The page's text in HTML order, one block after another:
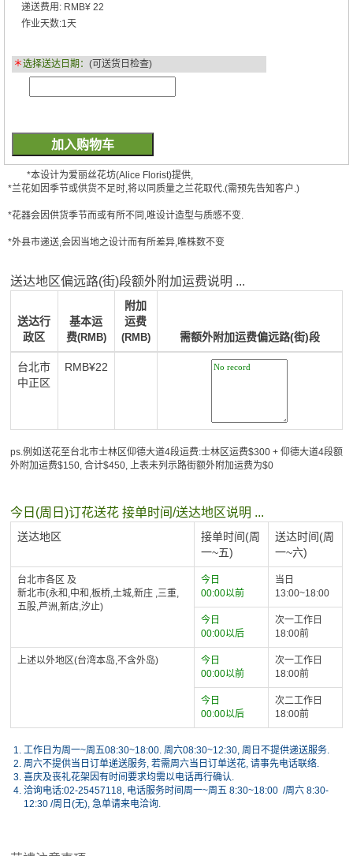
递送费用: RMB¥ 22
作业天数:1天
＊选择送达日期： (可送货日检查)
*本设计为爱丽丝花坊(Alice Florist)提供,
*兰花如因季节或供货不足时,将以同质量之兰花取代.(需预先告知客户.)
*花器会因供货季节而或有所不同,唯设计造型与质感不变.
*外县市递送,会因当地之设计而有所差异,唯株数不变
送达地区偏远路(街)段额外附加运费说明 ...
送达行
政区
基本运
费(RMB)
附加
运费
(RMB) 需额外附加运费偏远路(街)段
台北市
中正区
RMB¥22
ps.例如送花至台北市士林区仰德大道4段运费:士林区运费$300 + 仰德大道4段额
外附加运费$150, 合计$450, 上表未列示路街额外附加运费为$0
今日(周日)订花送花 接单时间/送达地区说明 ...
送达地区
接单时间(周
一~五)
送达时间(周
一~六)
台北市各区 及
新北市(永和,中和,板桥,土城,新庄 ,三重,
五股,芦洲,新店,汐止)
今日
00:00以前
当日
13:00~18:00
今日
00:00以后
次一工作日
18:00前
上述以外地区(台湾本岛,不含外岛)
今日
00:00以前
次一工作日
18:00前
今日
00:00以后
次二工作日
18:00前
1. 工作日为周一~周五08:30~18:00. 周六08:30~12:30, 周日不提供递送服务.
2. 周六不提供当日订单递送服务, 若需周六当日订单送花, 请事先电话联络.
3. 喜庆及丧礼花架因有时间要求均需以电话再行确认.
4. 洽询电话:02-25457118, 电话服务时间周一~周五 8:30~18:00 /周六 8:30-
12:30 /周日(无), 急单请来电洽询.